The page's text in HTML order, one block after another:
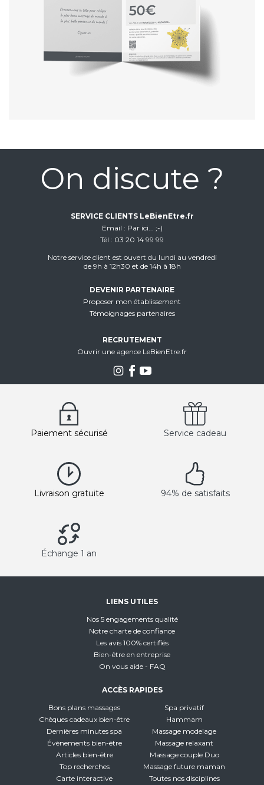
On discute ?
SERVICE CLIENTS LeBienEtre.fr
Email
Par ici... ;-)
Tél
03 20 14 99 99
Notre service client est ouvert du lundi au vendredi
de 9h à 12h30 et de 14h à 18h
DEVENIR PARTENAIRE
Proposer mon établissement
Témoignages partenaires
RECRUTEMENT
Ouvrir une agence LeBienEtre.fr
Paiement sécurisé Service cadeau
Livraison gratuite 94% de satisfaits
Échange 1 an
LIENS UTILES
Nos 5 engagements qualité
Notre charte de confiance
Les avis 100% certifiés
Bien-être en entreprise
On vous aide - FAQ
ACCÈS RAPIDES
Bons plans massages
Chèques cadeaux bien-être
Dernières minutes spa
Évènements bien-être
Articles bien-être
Top recherches
Carte interactive
Spa privatif
Hammam
Massage modelage
Massage relaxant
Massage couple Duo
Massage future maman
Toutes nos disciplines